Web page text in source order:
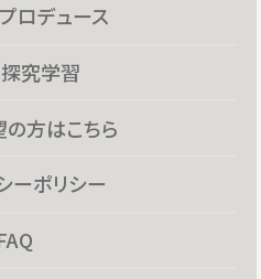
ロデュース
究学習
方はこちら
ーポリシー